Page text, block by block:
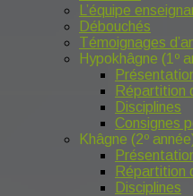
L’équipe
Débouchés
Témoignages
Hypokhâgne (1º
Répartition
Disciplines
Consignes
Khâgne (2º
Répartition
Disciplines